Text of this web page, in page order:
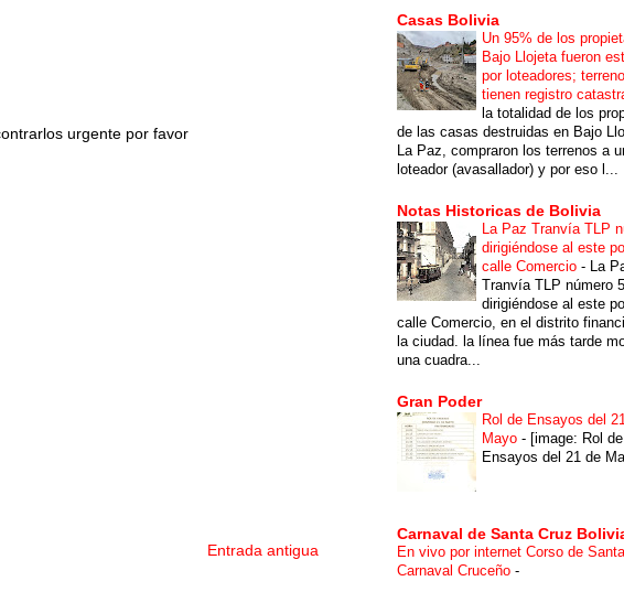
urgente por favor
Entrada antigua
Casas Bolivia
Un 95% de los
Bajo Llojeta fueron
por loteadores;
tienen registro
la totalidad de los
de las casas destruidas en Bajo
La Paz, compraron los terrenos a
loteador (avasallador) y por eso l...
Notas Historicas de Bolivia
La Paz Tranvía TLP
dirigiéndose al este
calle Comercio - La
Tranvía TLP número 5
dirigiéndose al este
calle Comercio, en el distrito
la ciudad. la línea fue más tarde
una cuadra...
Gran Poder
Rol de Ensayos del
Mayo - [image: Rol de
Ensayos del 21 de
Carnaval de Santa Cruz
En vivo por internet Corso de
Carnaval Cruceño -